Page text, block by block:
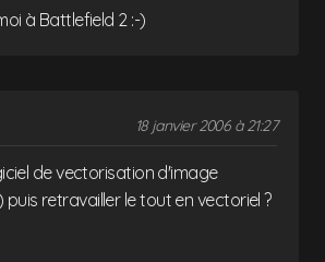
à Battlefield 2 :-)
18 janvier 2006 à 21:27
de vectorisation d'image
retravailler le tout en vectoriel ?